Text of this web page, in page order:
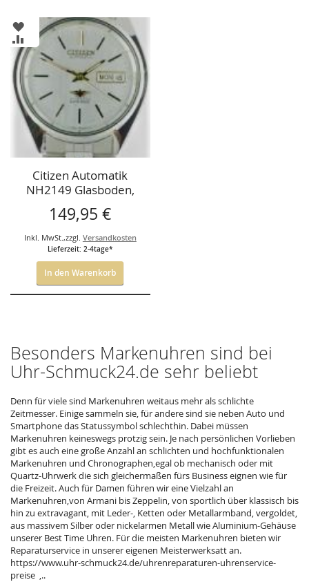
ZUR
WUNSCHLISTE
HINZUFÜGEN
ZUR
VERGLEICHSLISTE
HINZUFÜGEN
Citizen Automatik
NH2149 Glasboden,
silberfarbenes
Zifferblatt.
149,95 €
Inkl. MwSt. ,zzgl. Versandkosten
Lieferzeit: 2-4tage*
In den Warenkorb
Besonders Markenuhren sind bei
Uhr-Schmuck24.de sehr beliebt
Denn für viele sind Markenuhren weitaus mehr als schlichte
Zeitmesser. Einige sammeln sie, für andere sind sie neben Auto und
Smartphone das Statussymbol schlechthin. Dabei müssen
Markenuhren keineswegs protzig sein. Je nach persönlichen Vorlieben
gibt es auch eine große Anzahl an schlichten und hochfunktionalen
Markenuhren und Chronographen,egal ob mechanisch oder mit
Quartz-Uhrwerk die sich gleichermaßen fürs Business eignen wie für
die Freizeit. Auch für Damen führen wir eine Vielzahl an
Markenuhren,von Armani bis Zeppelin, von sportlich über klassisch bis
hin zu extravagant, mit Leder-, Ketten oder Metallarmband, vergoldet,
aus massivem Silber oder nickelarmen Metall wie Aluminium-Gehäuse
unserer Best Time Uhren. Für die meisten Markenuhren bieten wir
Reparaturservice in unserer eigenen Meisterwerksatt an.
https://www.uhr-schmuck24.de/uhrenreparaturen-uhrenservice-
preise ,..